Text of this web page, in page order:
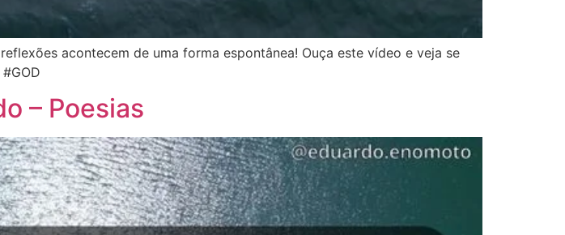
acontecem de uma forma espontânea! Ouça este vídeo e veja se
– Poesias